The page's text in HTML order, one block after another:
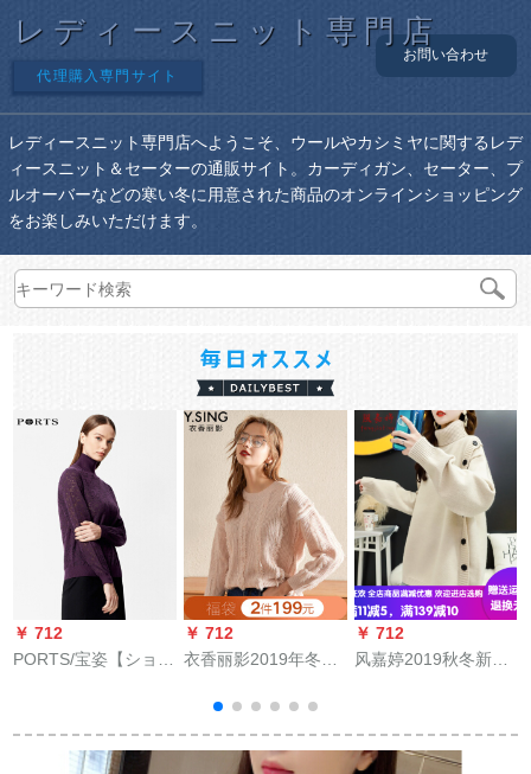
レディースニット専門店
代理購入専門サイト
お問い合わせ
レディースニット専門店へようこそ、ウールやカシミヤに関するレデ
ィースニット＆セーターの通販サイト。カーディガン、セーター、プ
ルオーバーなどの寒い冬に用意された商品のオンラインショッピング
をお楽しみいただけます。
￥ 712
PORTS/宝姿【ショッ
ズズ·ツーシンプリン
グ·ネルセル
￥ 712
衣香丽影2019年冬装
毛糸スティッチ
￥ 712
风嘉婷2019秋冬新着
ー女套头加厚怠惰ゆ
の外着韩国ファンシ